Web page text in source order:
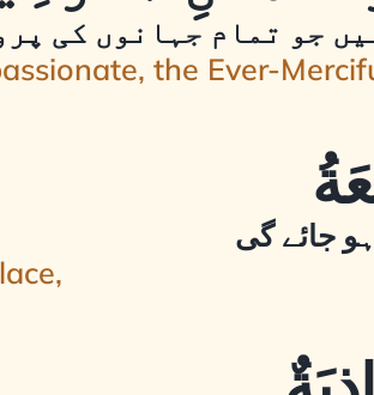
جو تمام جہانوں کی
the Ever-
جائے گی